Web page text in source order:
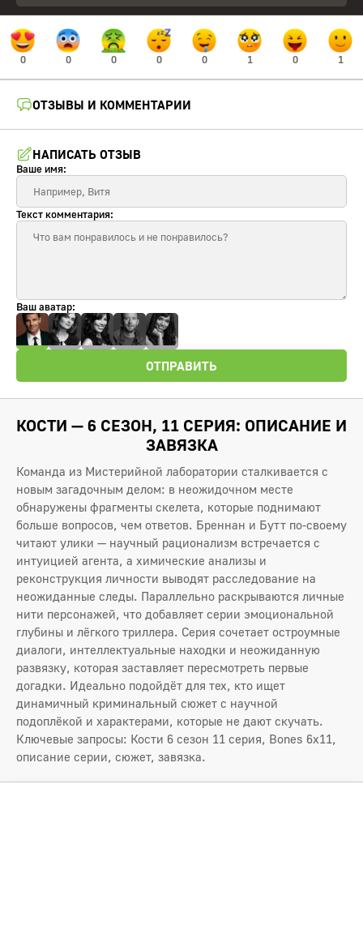
0 0 0 0 0 1 0 1
ОТЗЫВЫ И КОММЕНТАРИИ
НАПИСАТЬ ОТЗЫВ
Ваше имя:
Текст комментария:
Ваш аватар:
ОТПРАВИТЬ
КОСТИ — 6 СЕЗОН, 11 СЕРИЯ: ОПИСАНИЕ И
ЗАВЯЗКА
Команда из Мистерийной лаборатории сталкивается с
новым загадочным делом: в неожидочном месте
обнаружены фрагменты скелета, которые поднимают
больше вопросов, чем ответов. Бреннан и Бутт по-своему
читают улики — научный рационализм встречается с
интуицией агента, а химические анализы и
реконструкция личности выводят расследование на
неожиданные следы. Параллельно раскрываются личные
нити персонажей, что добавляет серии эмоциональной
глубины и лёгкого триллера. Серия сочетает остроумные
диалоги, интеллектуальные находки и неожиданную
развязку, которая заставляет пересмотреть первые
догадки. Идеально подойдёт для тех, кто ищет
динамичный криминальный сюжет с научной
подоплёкой и характерами, которые не дают скучать.
Ключевые запросы: Кости 6 сезон 11 серия, Bones 6x11,
описание серии, сюжет, завязка.